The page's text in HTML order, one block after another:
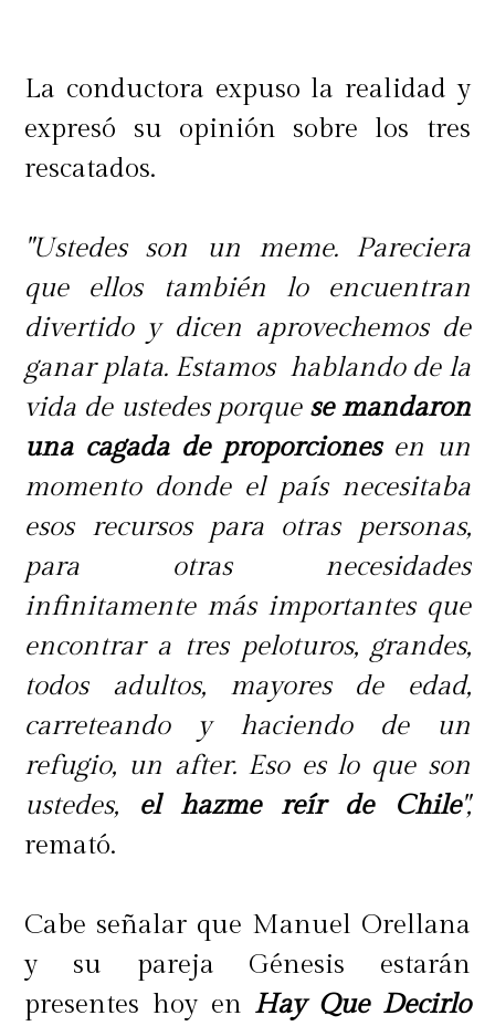
La conductora expuso la realidad y
expresó su opinión sobre los tres
rescatados.
"Ustedes son un meme. Pareciera
que ellos también lo encuentran
divertido y dicen aprovechemos de
ganar plata. Estamos hablando de la
vida de ustedes porque se mandaron
una cagada de proporcionesen un
momento donde el país necesitaba
esos recursos para otras personas,
para otras necesidades
infinitamente más importantes que
encontrar a tres peloturos, grandes,
todos adultos, mayores de edad,
carreteando y haciendo de un
refugio, un after. Eso es lo que son
ustedes, el hazme reír de Chile",
remató.
Cabe señalar que Manuel Orellana
y su pareja Génesis estarán
presentes hoy en Hay Que Decirlo